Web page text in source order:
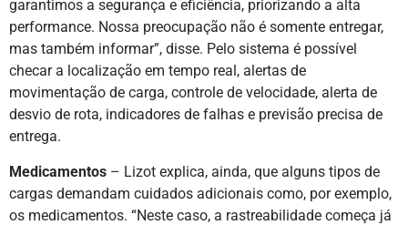
garantimos a segurança e eficiência, priorizando a alta
performance. Nossa preocupação não é somente entregar,
mas também informar”, disse. Pelo sistema é possível
checar a localização em tempo real, alertas de
movimentação de carga, controle de velocidade, alerta de
desvio de rota, indicadores de falhas e previsão precisa de
entrega.
Medicamentos – Lizot explica, ainda, que alguns tipos de
cargas demandam cuidados adicionais como, por exemplo,
os medicamentos. “Neste caso, a rastreabilidade começa já